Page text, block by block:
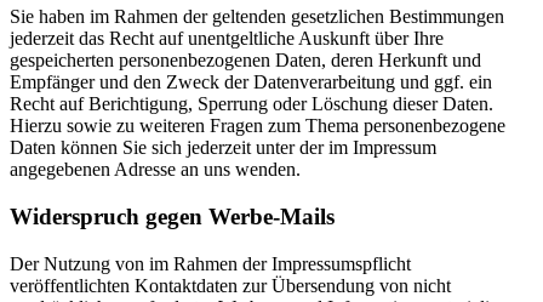
Sie haben im Rahmen der geltenden gesetzlichen Bestimmungen
jederzeit das Recht auf unentgeltliche Auskunft über Ihre
gespeicherten personenbezogenen Daten, deren Herkunft und
Empfänger und den Zweck der Datenverarbeitung und ggf. ein
Recht auf Berichtigung, Sperrung oder Löschung dieser Daten.
Hierzu sowie zu weiteren Fragen zum Thema personenbezogene
Daten können Sie sich jederzeit unter der im Impressum
angegebenen Adresse an uns wenden.
Widerspruch gegen Werbe-Mails
Der Nutzung von im Rahmen der Impressumspflicht
veröffentlichten Kontaktdaten zur Übersendung von nicht